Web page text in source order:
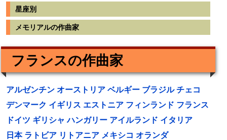
星座別
メモリアルの作曲家
フランスの作曲家
アルゼンチン オーストリア ベルギー ブラジル チェコ
デンマーク イギリス エストニア フィンランド フランス
ドイツ ギリシャ ハンガリー アイルランド イタリア
日本 ラトビア リトアニア メキシコ オランダ